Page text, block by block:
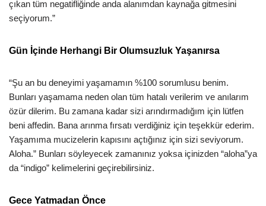
çıkan tüm negatifliğinde anda alanımdan kaynağa gitmesini
seçiyorum.”
Gün İçinde Herhangi Bir Olumsuzluk Yaşanırsa
“Şu an bu deneyimi yaşamamın %100 sorumlusu benim.
Bunları yaşamama neden olan tüm hatalı verilerim ve anılarım
özür dilerim. Bu zamana kadar sizi arındırmadığım için lütfen
beni affedin. Bana arınma fırsatı verdiğiniz için teşekkür ederim.
Yaşamıma mucizelerin kapısını açtığınız için sizi seviyorum.
Aloha.” Bunları söyleyecek zamanınız yoksa içinizden “aloha”ya
da “indigo” kelimelerini geçirebilirsiniz.
Gece Yatmadan Önce